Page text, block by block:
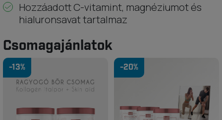
Hozzáadott C-vitamint, magnéziumot és
hialuronsavat tartalmaz
Csomagajánlatok
-13% -20%